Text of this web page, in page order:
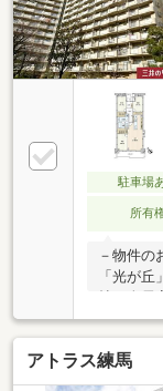
駐車場
所有
－物件の
「光が
帖・全居
する南西
▼2026年
トイレ、
壁・天井
アトラス練馬